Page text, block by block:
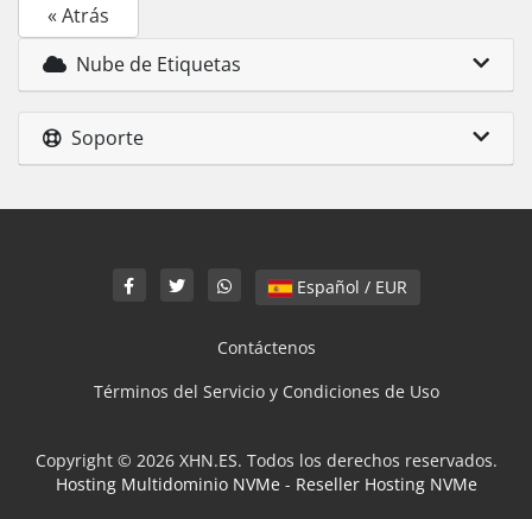
« Atrás
Nube de Etiquetas
Soporte
Español / EUR
Contáctenos
Términos del Servicio y Condiciones de Uso
Copyright © 2026 XHN.ES. Todos los derechos reservados.
Hosting Multidominio NVMe- Reseller Hosting NVMe